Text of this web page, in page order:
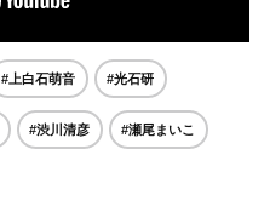
#上白石萌音 #光石研
#渋川清彦 #瀬尾まいこ